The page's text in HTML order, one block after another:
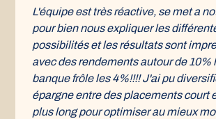
L'équipe est très réactive, se met a
pour bien nous expliquer les
possibilités et les résultats sont
avec des rendements autour de 10%
banque frôle les 4%!!!! J'ai pu
épargne entre des placements court
plus long pour optimiser au mieux